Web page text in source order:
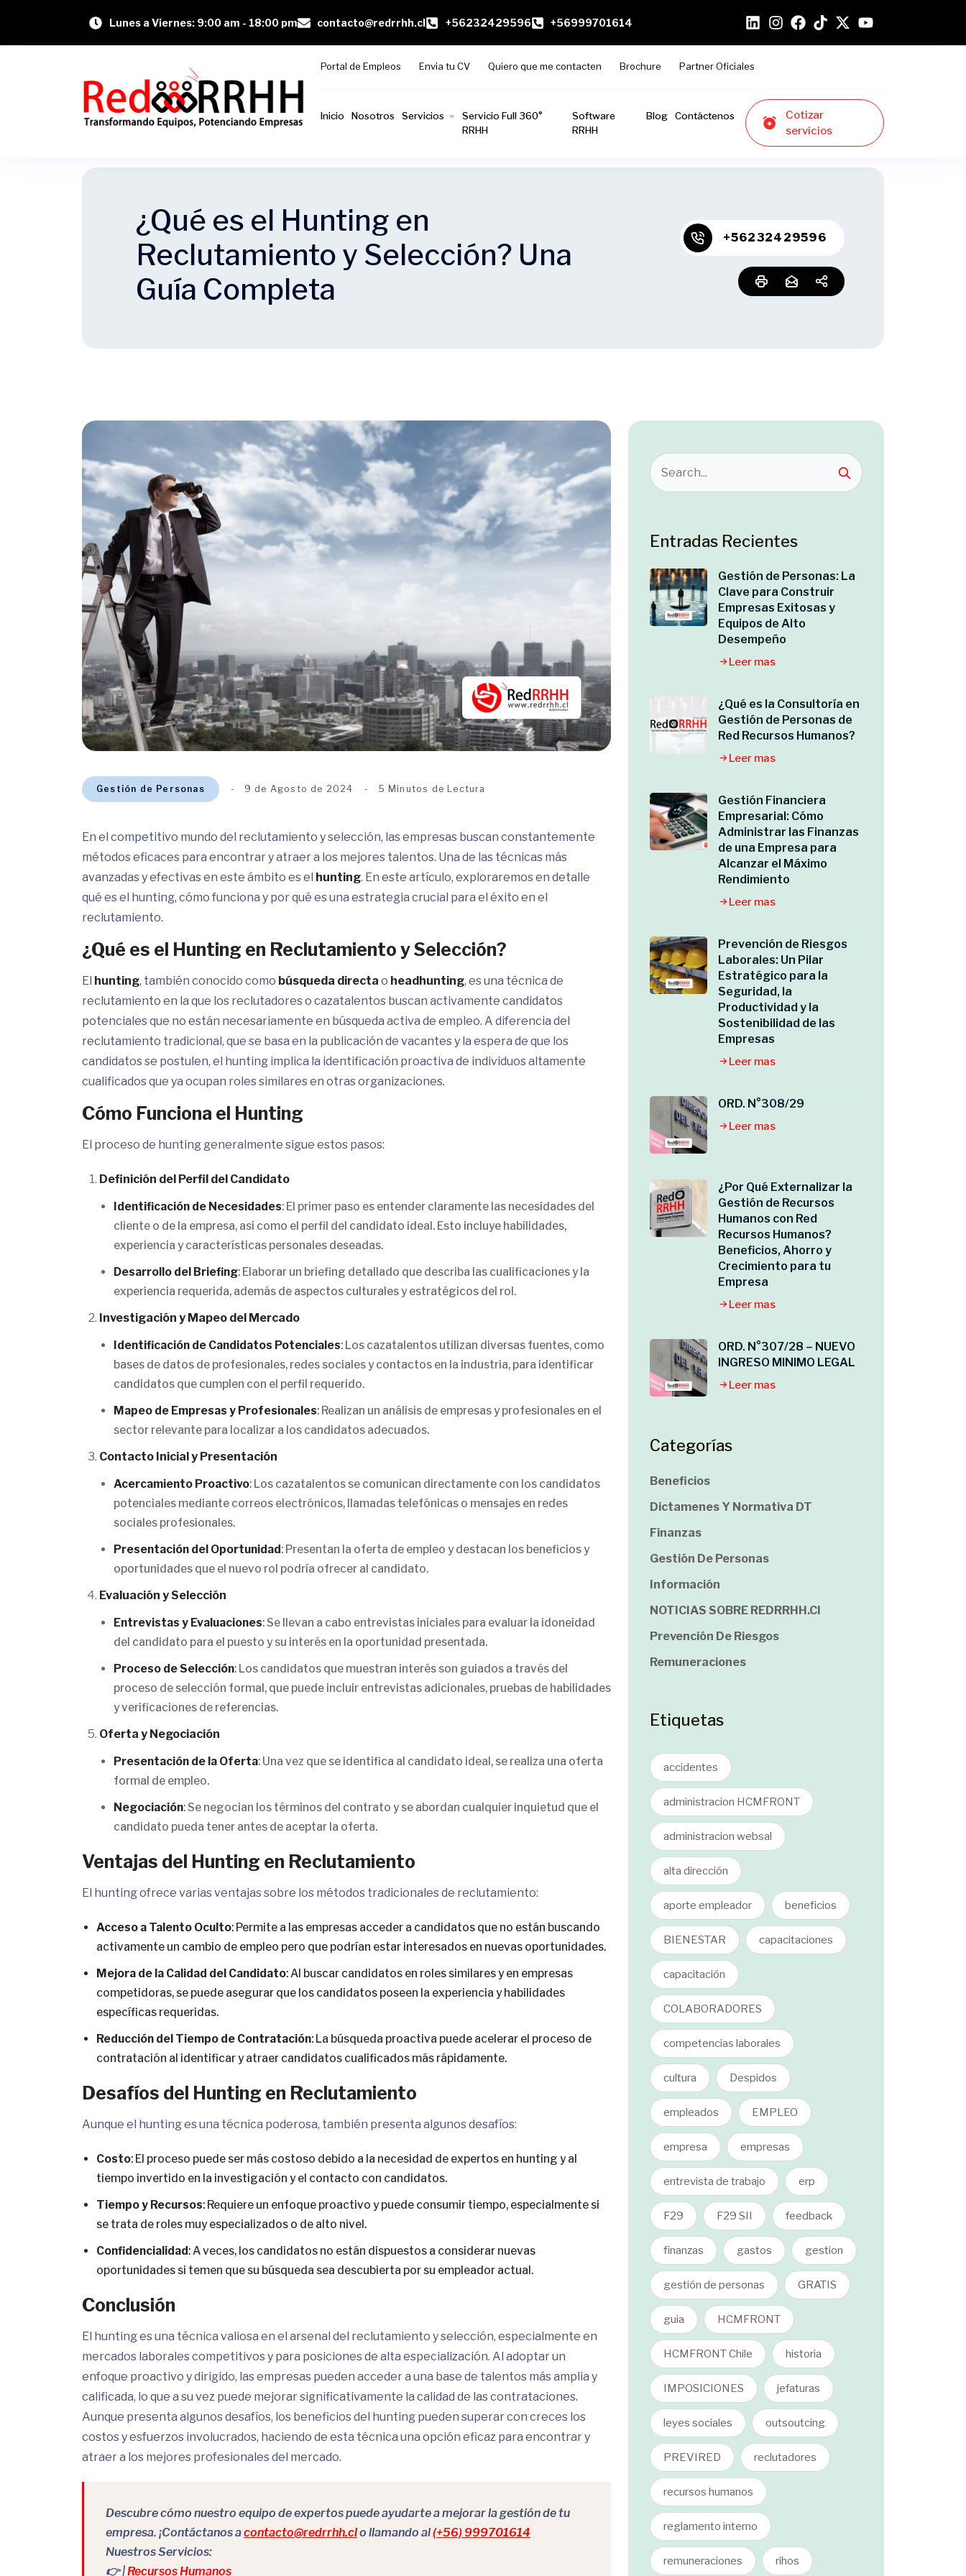
Lunes a Viernes: 9:00 am - 18:00 pm contacto@redrrhh.cl +56232429596 +56999701614
Portal de Empleos Envia tu CV Quiero que me contacten Brochure Partner Oficiales
Inicio Nosotros Servicios
Servicio Full 360°
RRHH
Software
RRHH
Blog Contáctenos
Cotizar
servicios
¿Qué es el Hunting en
Reclutamiento y Selección? Una
Guía Completa
+56232429596
Gestión de Personas 9 de Agosto de 2024 5 Minutos de Lectura
En el competitivo mundo del reclutamiento y selección, las empresas buscan constantemente
métodos eficaces para encontrar y atraer a los mejores talentos. Una de las técnicas más
avanzadas y efectivas en este ámbito es el hunting. En este artículo, exploraremos en detalle
qué es el hunting, cómo funciona y por qué es una estrategia crucial para el éxito en el
reclutamiento.
¿Qué es el Hunting en Reclutamiento y Selección?
El hunting, también conocido como búsqueda directa o headhunting, es una técnica de
reclutamiento en la que los reclutadores o cazatalentos buscan activamente candidatos
potenciales que no están necesariamente en búsqueda activa de empleo. A diferencia del
reclutamiento tradicional, que se basa en la publicación de vacantes y la espera de que los
candidatos se postulen, el hunting implica la identificación proactiva de individuos altamente
cualificados que ya ocupan roles similares en otras organizaciones.
Cómo Funciona el Hunting
El proceso de hunting generalmente sigue estos pasos:
Definición del Perfil del Candidato
Identificación de Necesidades: El primer paso es entender claramente las necesidades del
cliente o de la empresa, así como el perfil del candidato ideal. Esto incluye habilidades,
experiencia y características personales deseadas.
Desarrollo del Briefing: Elaborar un briefing detallado que describa las cualificaciones y la
experiencia requerida, además de aspectos culturales y estratégicos del rol.
Investigación y Mapeo del Mercado
Identificación de Candidatos Potenciales: Los cazatalentos utilizan diversas fuentes, como
bases de datos de profesionales, redes sociales y contactos en la industria, para identificar
candidatos que cumplen con el perfil requerido.
Mapeo de Empresas y Profesionales: Realizan un análisis de empresas y profesionales en el
sector relevante para localizar a los candidatos adecuados.
Contacto Inicial y Presentación
Acercamiento Proactivo: Los cazatalentos se comunican directamente con los candidatos
potenciales mediante correos electrónicos, llamadas telefónicas o mensajes en redes
sociales profesionales.
Presentación del Oportunidad: Presentan la oferta de empleo y destacan los beneficios y
oportunidades que el nuevo rol podría ofrecer al candidato.
Evaluación y Selección
Entrevistas y Evaluaciones: Se llevan a cabo entrevistas iniciales para evaluar la idoneidad
del candidato para el puesto y su interés en la oportunidad presentada.
Proceso de Selección: Los candidatos que muestran interés son guiados a través del
proceso de selección formal, que puede incluir entrevistas adicionales, pruebas de habilidades
y verificaciones de referencias.
Oferta y Negociación
Presentación de la Oferta: Una vez que se identifica al candidato ideal, se realiza una oferta
formal de empleo.
Negociación: Se negocian los términos del contrato y se abordan cualquier inquietud que el
candidato pueda tener antes de aceptar la oferta.
Ventajas del Hunting en Reclutamiento
El hunting ofrece varias ventajas sobre los métodos tradicionales de reclutamiento:
Acceso a Talento Oculto: Permite a las empresas acceder a candidatos que no están buscando
activamente un cambio de empleo pero que podrían estar interesados en nuevas oportunidades.
Mejora de la Calidad del Candidato: Al buscar candidatos en roles similares y en empresas
competidoras, se puede asegurar que los candidatos poseen la experiencia y habilidades
específicas requeridas.
Reducción del Tiempo de Contratación: La búsqueda proactiva puede acelerar el proceso de
contratación al identificar y atraer candidatos cualificados más rápidamente.
Desafíos del Hunting en Reclutamiento
Aunque el hunting es una técnica poderosa, también presenta algunos desafíos:
Costo: El proceso puede ser más costoso debido a la necesidad de expertos en hunting y al
tiempo invertido en la investigación y el contacto con candidatos.
Tiempo y Recursos: Requiere un enfoque proactivo y puede consumir tiempo, especialmente si
se trata de roles muy especializados o de alto nivel.
Confidencialidad: A veces, los candidatos no están dispuestos a considerar nuevas
oportunidades si temen que su búsqueda sea descubierta por su empleador actual.
Conclusión
El hunting es una técnica valiosa en el arsenal del reclutamiento y selección, especialmente en
mercados laborales competitivos y para posiciones de alta especialización. Al adoptar un
enfoque proactivo y dirigido, las empresas pueden acceder a una base de talentos más amplia y
calificada, lo que a su vez puede mejorar significativamente la calidad de las contrataciones.
Aunque presenta algunos desafíos, los beneficios del hunting pueden superar con creces los
costos y esfuerzos involucrados, haciendo de esta técnica una opción eficaz para encontrar y
atraer a los mejores profesionales del mercado.
Descubre cómo nuestro equipo de expertos puede ayudarte a mejorar la gestión de tu
empresa. ¡Contáctanos acontacto@redrrhh.clo llamando al(+56) 999701614
Nuestros Servicios:
👉 |Recursos Humanos
Entradas Recientes
Gestión de Personas: La
Clave para Construir
Empresas Exitosas y
Equipos de Alto
Desempeño
Leer mas
¿Qué es la Consultoría en
Gestión de Personas de
Red Recursos Humanos?
Leer mas
Gestión Financiera
Empresarial: Cómo
Administrar las Finanzas
de una Empresa para
Alcanzar el Máximo
Rendimiento
Leer mas
Prevención de Riesgos
Laborales: Un Pilar
Estratégico para la
Seguridad, la
Productividad y la
Sostenibilidad de las
Empresas
Leer mas
ORD. N°308/29
Leer mas
¿Por Qué Externalizar la
Gestión de Recursos
Humanos con Red
Recursos Humanos?
Beneficios, Ahorro y
Crecimiento para tu
Empresa
Leer mas
ORD. N°307/28 – NUEVO
INGRESO MINIMO LEGAL
Leer mas
Categorías
Beneficios
Dictamenes Y Normativa DT
Finanzas
Gestión De Personas
Información
NOTICIAS SOBRE REDRRHH.cl
Prevención De Riesgos
Remuneraciones
Etiquetas
accidentes
administracion HCMFRONT
administracion websal
alta dirección
aporte empleador beneficios
BIENESTAR capacitaciones
capacitación
COLABORADORES
competencias laborales
cultura Despidos
empleados EMPLEO
empresa empresas
entrevista de trabajo erp
F29 F29 SII feedback
finanzas gastos gestion
gestión de personas GRATIS
guia HCMFRONT
HCMFRONT Chile historia
IMPOSICIONES jefaturas
leyes sociales outsoutcing
PREVIRED reclutadores
recursos humanos
reglamento interno
remuneraciones rihos